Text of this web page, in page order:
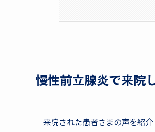
慢性前立腺炎で来院
来院された患者さまの声を紹介